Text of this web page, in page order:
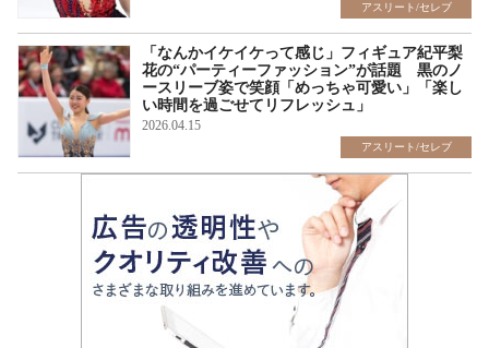
アスリート/セレブ
「なんかイケイケって感じ」フィギュア紀平梨
花の“パーティーファッション”が話題 黒のノ
ースリーブ姿で笑顔「めっちゃ可愛い」「楽し
い時間を過ごせてリフレッシュ」
2026.04.15
アスリート/セレブ